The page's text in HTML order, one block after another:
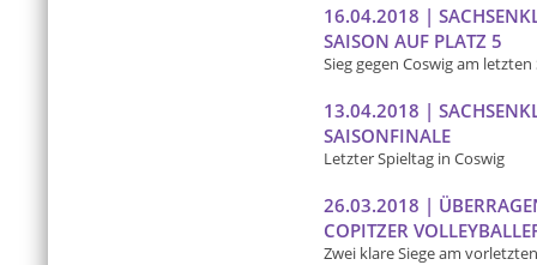
16.04.2018 |
SAISON AUF PLATZ 5
Sieg gegen Coswig am letzten
13.04.2018 |
SAISONFINALE
Letzter Spieltag in Coswig
26.03.2018 |
COPITZER
Zwei klare Siege am